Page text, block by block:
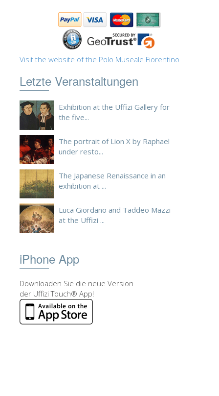
Visit the website of the Polo Museale Fiorentino
Letzte Veranstaltungen
Exhibition at the Uffizi Gallery for
the five...
The portrait of Lion X by Raphael
under resto...
The Japanese Renaissance in an
exhibition at ...
Luca Giordano and Taddeo Mazzi
at the Uffizi ...
iPhone App
Downloaden Sie die neue Version
der Uffizi Touch® App!